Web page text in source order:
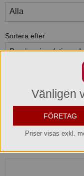
Sortera efter
Visa maxläge 1
Visa standardläge
Visa
produktersom
Vänligen
FÖRETAG
Priser visas exkl.